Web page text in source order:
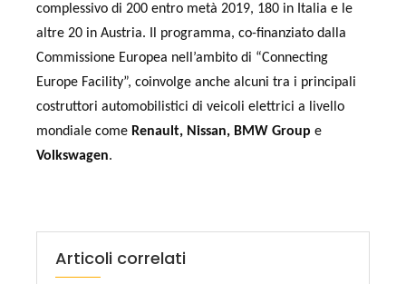
complessivo di 200 entro metà 2019, 180 in Italia e le
altre 20 in Austria. Il programma, co-finanziato dalla
Commissione Europea nell’ambito di “Connecting
Europe Facility”, coinvolge anche alcuni tra i principali
costruttori automobilistici di veicoli elettrici a livello
mondiale come Renault, Nissan, BMW Group e
Volkswagen.
Articoli correlati